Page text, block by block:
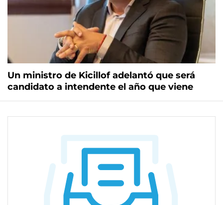
Un ministro de Kicillof adelantó que será
candidato a intendente el año que viene